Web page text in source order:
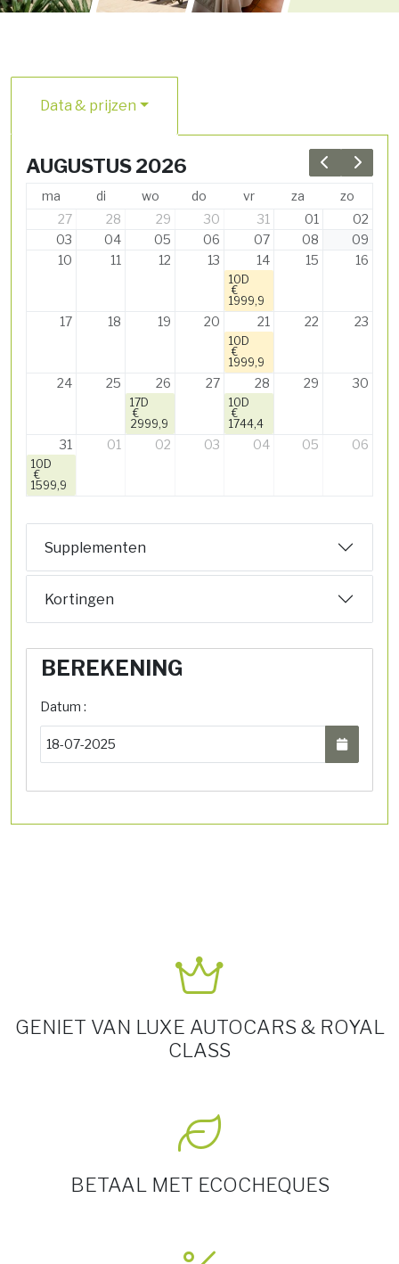
Data & prijzen
Previous
Next
AUGUSTUS 2026
ma di wo do vr za
zo
27
28 29 30 31 01
02
03
04 05 06 07 08
09
10
11 12 13 14
10D
€
1999,9
15 16
17 18 19 20 21
10D
€
1999,9
22 23
24 25 26
17D
€
2999,9
27 28
10D
€
1744,4
29 30
31
10D
€
1599,9
01 02 03 04 05 06
Supplementen
Kortingen
BEREKENING
Datum :
GENIET VAN LUXE AUTOCARS & ROYAL
CLASS
BETAAL MET ECOCHEQUES